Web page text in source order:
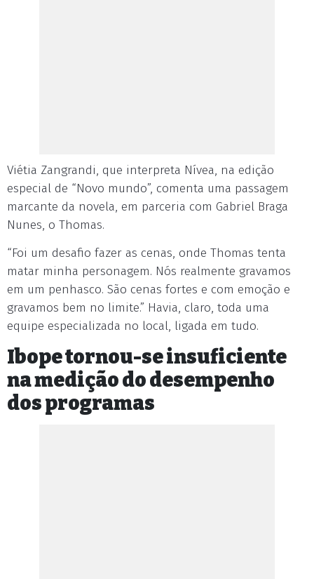
Viétia Zangrandi, que interpreta Nívea, na edição
especial de “Novo mundo”, comenta uma passagem
marcante da novela, em parceria com Gabriel Braga
Nunes, o Thomas.
“Foi um desafio fazer as cenas, onde Thomas tenta
matar minha personagem. Nós realmente gravamos
em um penhasco. São cenas fortes e com emoção e
gravamos bem no limite.” Havia, claro, toda uma
equipe especializada no local, ligada em tudo.
Ibope tornou-se insuficiente
na medição do desempenho
dos programas